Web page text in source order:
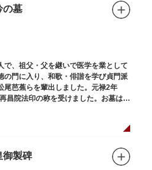
の墓
、祖父・父を継いで医学を業として
の門に入り、和歌・俳諧を学び貞門派
尾芭蕉らを輩出しました。元禄2年
昌院法印の称を受けました。お墓は正
御製碑